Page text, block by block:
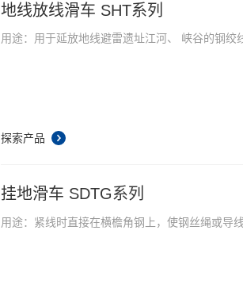
地线放线滑车 SHT系列
用途：用于延放地线避雷遗址江河、 峡谷的钢绞
探索产品
挂地滑车 SDTG系列
用途：紧线时直接在横檐角钢上，使钢丝绳或导